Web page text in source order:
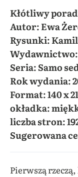
Kłótliwy
Autor: Ewa
Rysunki:
Seria: Samo
Rok wydania:
Format: 140 x
okładka:
liczba stron:
Sugerowana
Pierwszą